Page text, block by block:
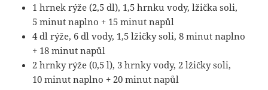
1 hrnek rýže (2,5 dl), 1,5 hrnku vody, lžička soli,
5 minut naplno + 15 minut napůl
4 dl rýže, 6 dl vody, 1,5 lžičky soli, 8 minut naplno
+ 18 minut napůl
2 hrnky rýže (0,5 l), 3 hrnky vody, 2 lžičky soli,
10 minut naplno + 20 minut napůl